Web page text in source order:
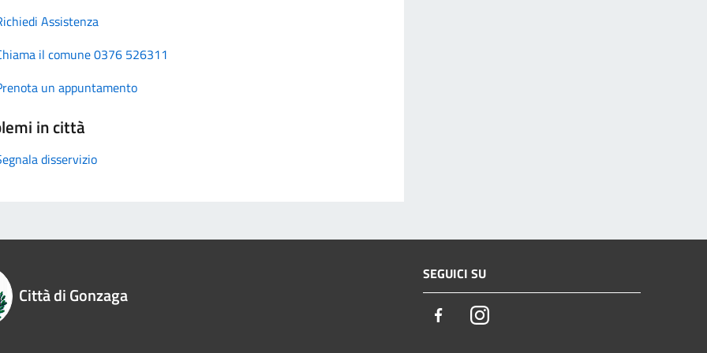
Assistenza
il comune 0376 526311
un appuntamento
in città
disservizio
Città di Gonzaga
SEGUICI SU
FacebookInstagram